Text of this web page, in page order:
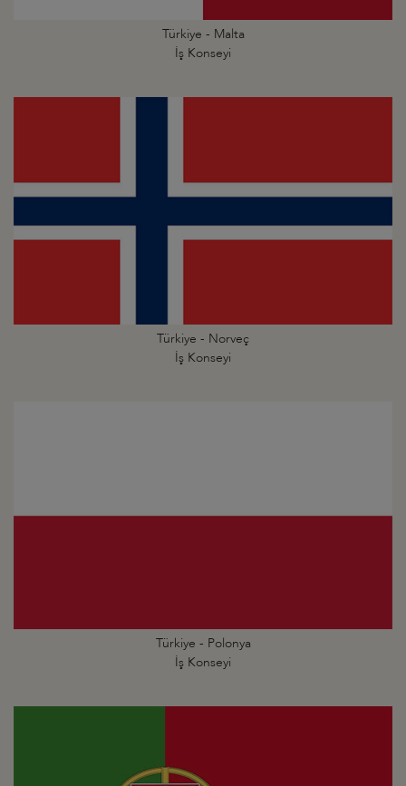
Türkiye - Malta
İş Konseyi
Türkiye - Norveç
İş Konseyi
Türkiye - Polonya
İş Konseyi